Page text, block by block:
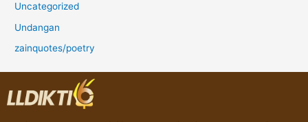
Uncategorized
Undangan
zainquotes/poetry